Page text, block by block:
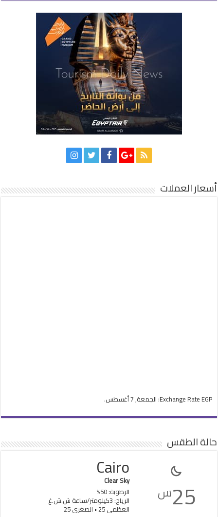
أسعار العملات
Exchange Rate EGP : الجمعة, 7 أغسطس.
حالة الطقس
25س
Cairo
Clear Sky
الرطوبة: 50%
الرياح: 3كيلومتر/ساعة ش.ش.غ
العظمى 25 • الصغرى 25